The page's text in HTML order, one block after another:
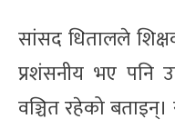
सांसद धितालले
प्रशंसनीय भए पनि
वञ्चित रहेको